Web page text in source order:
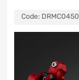
Code: DRMC0450